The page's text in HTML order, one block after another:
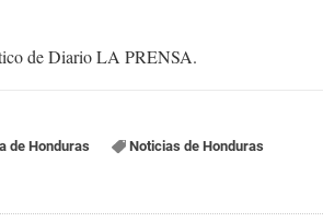
de Diario LA PRENSA.
de Honduras
Noticias de Honduras